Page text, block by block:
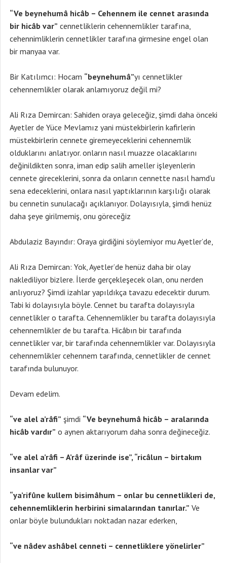
“Ve beynehumâ hicâb – Cehennem ile cennet arasında
bir hicâb var” cennetliklerin cehennemlikler tarafına,
cehennimliklerin cennetlikler tarafına girmesine engel olan
bir manyaa var.
Bir Katılımcı: Hocam “beynehumâ”yı cennetlikler
cehennemlikler olarak anlamıyoruz değil mi?
Ali Rıza Demircan: Sahiden oraya geleceğiz, şimdi daha önceki
Ayetler de Yüce Mevlamız yani müstekbirlerin kafirlerin
müstekbirlerin cennete giremeyeceklerini cehennemlik
olduklarını anlatıyor. onların nasıl muazze olacaklarını
değinildikten sonra, iman edip salih ameller işleyenlerin
cennete gireceklerini, sonra da onların cennette nasıl hamd’u
sena edeceklerini, onlara nasıl yaptıklarının karşılığı olarak
bu cennetin sunulacağı açıklanıyor. Dolayısıyla, şimdi henüz
daha şeye girilmemiş, onu göreceğiz
Abdulaziz Bayındır: Oraya girdiğini söylemiyor mu Ayetler’de,
Ali Rıza Demircan: Yok, Ayetler’de henüz daha bir olay
naklediliyor bizlere. İlerde gerçekleşecek olan, onu nerden
anlıyoruz? Şimdi izahlar yapıldıkça tavazu edecektir durum.
Tabi ki dolayısıyla böyle. Cennet bu tarafta dolayısıyla
cennetlikler o tarafta. Cehennemlikler bu tarafta dolayısıyla
cehennemlikler de bu tarafta. Hicâbın bir tarafında
cennetlikler var, bir tarafında cehennemlikler var. Dolayısıyla
cehennemlikler cehennem tarafında, cennetlikler de cennet
tarafında bulunuyor.
Devam edelim.
“ve alel a’râfi” şimdi “Ve beynehumâ hicâb – aralarında
hicâb vardır” o aynen aktarıyorum daha sonra değineceğiz.
“ve alel a’râfi – A’râf üzerinde ise”, “ricâlun – birtakım
insanlar var”
“ya’rifûne kullem bisimâhum – onlar bu cennetlikleri de,
cehennemliklerin herbirini simalarından tanırlar.” Ve
onlar böyle bulundukları noktadan nazar ederken,
“ve nâdev ashâbel cenneti – cennetliklere yönelirler”